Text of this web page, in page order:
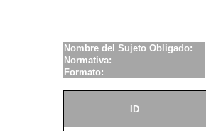
Nombre del Sujeto Obligado:
Normativa:
Formato:
ID